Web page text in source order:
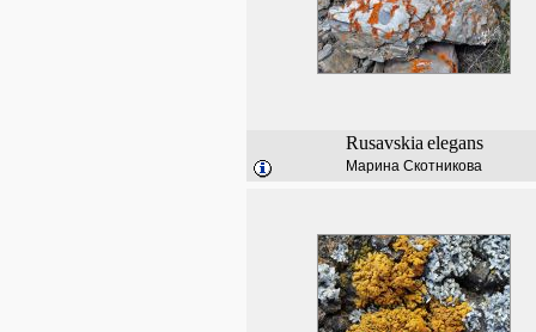
Rusavskia elegans
Марина Скотникова